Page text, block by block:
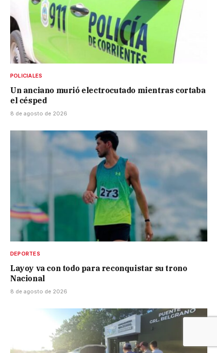
POLICIALES
Un anciano murió electrocutado mientras cortaba
el césped
8 de agosto de 2026
DEPORTES
Layoy va con todo para reconquistar su trono
Nacional
8 de agosto de 2026